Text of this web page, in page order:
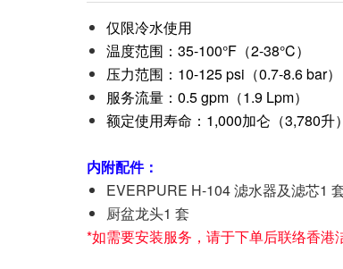
仅限冷水使用
温度范围：35-100°F（2-38°C）
压力范围：10-125 psi（0.7-8.6 bar）
服务流量：0.5 gpm（1.9 Lpm）
额定使用寿命：1,000加仑（3,780升）
内附配件：
EVERPURE H-104 滤水器及滤芯1
厨盆龙头1 套
*如需要安装服务，请于下单后联络香